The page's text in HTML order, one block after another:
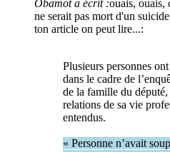
Obamot a écrit :ouais, ouais,
ne serait pas mort d'un
ton article on peut lire...:
Plusieurs personnes
dans le cadre de
de la famille du député,
relations de sa vie
entendus.
« Personne n’avait